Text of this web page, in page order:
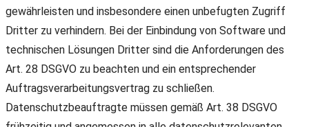
gewährleisten und insbesondere einen unbefugten Zugriff
Dritter zu verhindern. Bei der Einbindung von Software und
technischen Lösungen Dritter sind die Anforderungen des
Art. 28 DSGVO zu beachten und ein entsprechender
Auftragsverarbeitungsvertrag zu schließen.
Datenschutzbeauftragte müssen gemäß Art. 38 DSGVO